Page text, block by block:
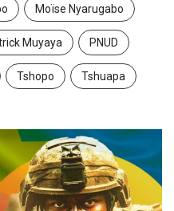
Moïse Nyarugabo
Muyaya PNUD
Tshopo Tshuapa